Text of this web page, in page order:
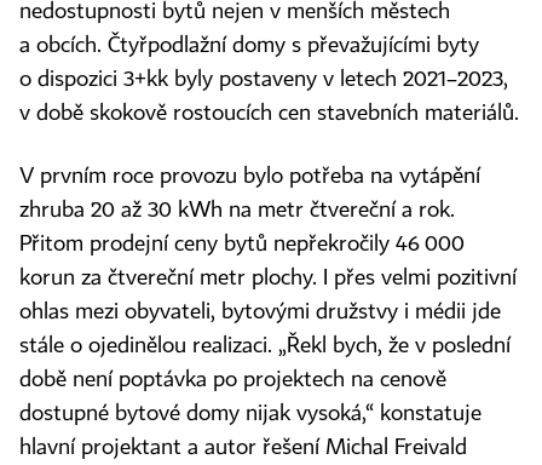
nedostupnosti bytů nejen v menších městech
a obcích. Čtyřpodlažní domy s převažujícími byty
o dispozici 3+kk byly postaveny v letech 2021–2023,
v době skokově rostoucích cen stavebních materiálů.
V prvním roce provozu bylo potřeba na vytápění
zhruba 20 až 30 kWh na metr čtvereční a rok.
Přitom prodejní ceny bytů nepřekročily 46 000
korun za čtvereční metr plochy. I přes velmi pozitivní
ohlas mezi obyvateli, bytovými družstvy i médii jde
stále o ojedinělou realizaci. „Řekl bych, že v poslední
době není poptávka po projektech na cenově
dostupné bytové domy nijak vysoká,“ konstatuje
hlavní projektant a autor řešení Michal Freivald